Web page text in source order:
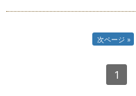
次ページ
1